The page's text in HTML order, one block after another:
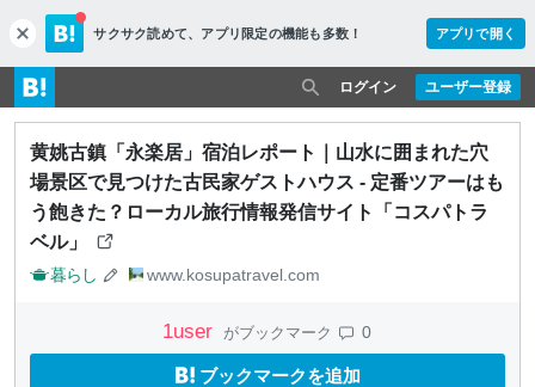
c
l
o
s
e
サクサク読めて、 アプリ限定の機能も多数！ アプリで開く
ユーザー登録
ログイン
黄姚古鎮「永楽居」宿泊レポート｜山水に囲まれた穴
場景区で見つけた古民家ゲストハウス - 定番ツアーはも
う飽きた？ローカル旅行情報発信サイト「コスパトラ
ベル」
暮らし www.kosupatravel.com
1user がブックマーク 0
ブックマークを追加